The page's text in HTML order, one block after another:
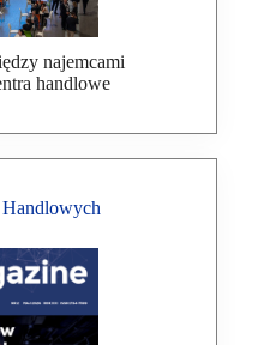
najemcami
handlowe